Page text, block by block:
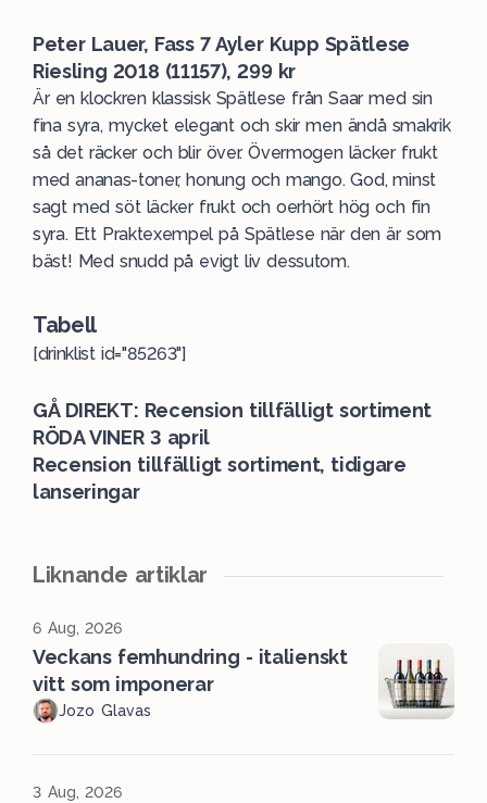
Peter Lauer, Fass 7 Ayler Kupp Spätlese
Riesling 2018 (11157), 299 kr
Är en klockren klassisk Spätlese från Saar med sin
fina syra, mycket elegant och skir men ändå smakrik
så det räcker och blir över. Övermogen läcker frukt
med ananas-toner, honung och mango. God, minst
sagt med söt läcker frukt och oerhört hög och fin
syra. Ett Praktexempel på Spätlese när den är som
bäst! Med snudd på evigt liv dessutom.
Tabell
[drinklist id="85263"]
GÅ DIREKT: Recension tillfälligt sortiment
RÖDA VINER 3 april
Recension tillfälligt sortiment, tidigare
lanseringar
Liknande artiklar
6 Aug, 2026
Veckans femhundring - italienskt
vitt som imponerar
Jozo Glavas
3 Aug, 2026